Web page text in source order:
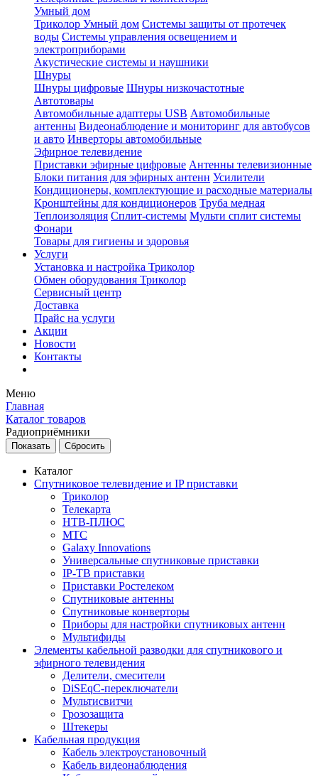
Умный дом
Триколор Умный дом Системы защиты от протечек
воды Системы управления освещением и
электроприборами
Акустические системы и наушники
Шнуры
Шнуры цифровые Шнуры низкочастотные
Автотовары
Автомобильные адаптеры USB Автомобильные
антенны Видеонаблюдение и мониторинг для автобусов
и авто Инверторы автомобильные
Эфирное телевидение
Приставки эфирные цифровые Антенны телевизионные
Блоки питания для эфирных антенн Усилители
Кондиционеры, комплектующие и расходные материалы
Кронштейны для кондиционеров Труба медная
Теплоизоляция Сплит-системы Мульти сплит системы
Фонари
Товары для гигиены и здоровья
Услуги
Установка и настройка Триколор
Обмен оборудования Триколор
Сервисный центр
Доставка
Прайс на услуги
Акции
Новости
Контакты
Меню
Главная
Каталог товаров
Радиоприёмники
Каталог
Спутниковое телевидение и IP приставки
Триколор
Телекарта
НТВ-ПЛЮС
МТС
Galaxy Innovations
Универсальные спутниковые приставки
IP-ТВ приставки
Приставки Ростелеком
Спутниковые антенны
Спутниковые конверторы
Приборы для настройки спутниковых антенн
Мультифиды
Элементы кабельной разводки для спутникового и
эфирного телевидения
Делители, смесители
DiSEqC-переключатели
Мультисвитчи
Грозозащита
Штекеры
Кабельная продукция
Кабель электроустановочный
Кабель видеонаблюдения